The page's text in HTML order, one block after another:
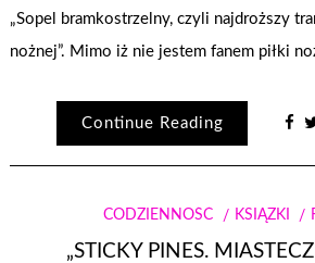
„Sopel bramkostrzelny, czyli najdroższy
nożnej”. Mimo iż nie jestem fanem piłki
Continue Reading
CODZIENNOŚĆ KSIĄŻKI
„STICKY PINES.